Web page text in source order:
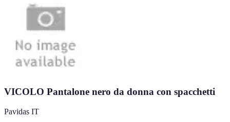
VICOLO Pantalone nero da donna con spacchetti
Pavidas IT